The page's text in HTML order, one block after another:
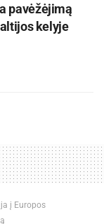
pavėžėjimą
kelyje
į Europos